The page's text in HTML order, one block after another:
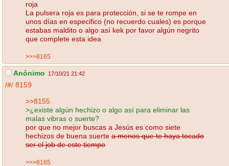
roja
La pulsera roja es para protección, si se te rompe en
unos días en especifico (no recuerdo cuales) es porque
estabas maldito o algo así kek por favor algún negrito
que complete esta idea
>>>8165
Anónimo 17/10/21 21:42
/#/ 8159
>>8155
>¿existe algún hechizo o algo así para eliminar las
malas vibras o suerte?
por que no mejor buscas a Jesús es como siete
hechizos de buena suerte a menos que te haya tocado
ser el job de este tiempo
>>>8165